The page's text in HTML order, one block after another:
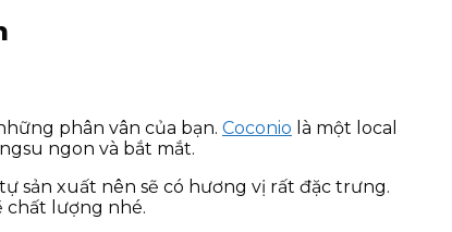
phân vân của bạn. Coconio là một local
ngon và bắt mắt.
sản xuất nên sẽ có hương vị rất đặc trưng.
chất lượng nhé.